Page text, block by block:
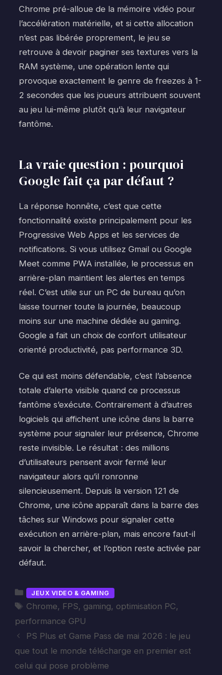
Chrome pré-alloue de la mémoire vidéo pour
l’accélération matérielle, et si cette allocation
n’est pas libérée proprement, le jeu se
retrouve à devoir paginer ses textures vers la
RAM système, une opération lente qui
provoque exactement le genre de freezes à 1-
2 secondes que les joueurs attribuent souvent
au jeu lui-même plutôt qu’à leur navigateur
fantôme.
La vraie question : pourquoi
Google fait ça par défaut ?
La réponse honnête, c’est que cette
fonctionnalité existe principalement pour les
Progressive Web Apps et les services de
notifications. Si vous utilisez Gmail ou Google
Meet comme PWA installée, le processus en
arrière-plan maintient les alertes en temps
réel. C’est utile sur un PC de bureau qu’on
laisse tourner toute la journée, beaucoup
moins sur une machine dédiée au gaming.
Google a fait un choix de confort utilisateur
orienté productivité, pas performance 3D.
Ce qui est moins défendable, c’est l’absence
totale d’alerte visible quand ce processus
fantôme s’exécute. Contrairement à d’autres
logiciels qui affichent une icône dans la barre
système pour signaler leur présence, Chrome
reste invisible. Le résultat : des millions
d’utilisateurs pensent avoir fermé leur
navigateur alors qu’il ronronne
silencieusement. Depuis la version 121 de
Chrome, une icône apparaît dans la barre des
tâches sur Windows pour signaler cette
exécution en arrière-plan, mais encore faut-il
savoir la chercher, et l’option reste activée par
défaut.
Catégories
JEUX VIDEO & GAMING
Étiquettes
Chrome, FPS, gaming, optimisation PC,
performance GPU
PS Plus et Game Pass de mai 2026 : le jeu
que tout le monde télécharge en premier est
celui qui pose problème